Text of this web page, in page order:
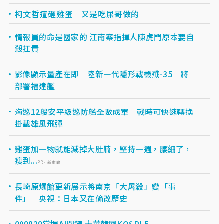
柯文哲遭砸雞蛋 又是吃屎哥做的
情報員的命是國家的 江南案指揮人陳虎門原本要自
殺扛責
影像顯示量產在即 陸新一代隱形戰機殲-35 將
部署福建艦
海巡12艘安平級巡防艦全數成軍 戰時可快速轉換
掛載雄風飛彈
雞蛋加一物就能減掉大肚腩，堅持一週，腰細了，
瘦到...PR・新素簡
長崎原爆館更新展示將南京「大屠殺」變「事
件」 央視：日本又在偷改歷史